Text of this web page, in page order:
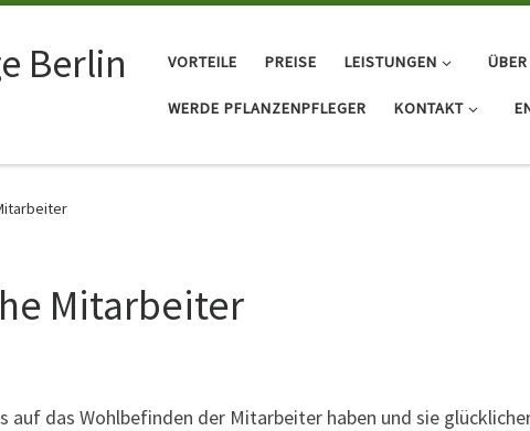
Berlin VORTEILE PREISE LEISTUNGEN
WERDE PFLANZENPFLEGER KONTAKT
Mitarbeiter
auf das Wohlbefinden der Mitarbeiter haben und sie